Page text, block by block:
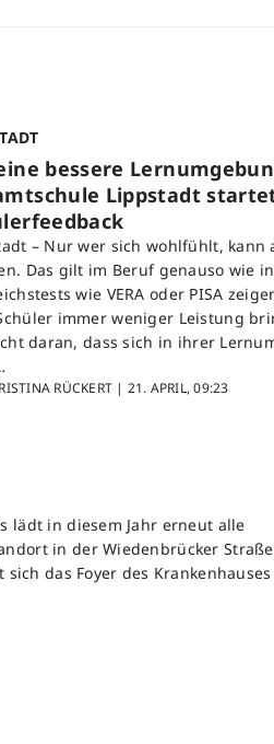
bessere
Lippstadt
– Nur wer sich wohlfühlt, kann
Das gilt im Beruf genauso wie
wie VERA oder PISA
immer weniger Leistung
daran, dass sich in ihrer
RÜCKERT | 21. APRIL, 09:23
lädt in diesem Jahr erneut alle
in der Wiedenbrücker
das Foyer des